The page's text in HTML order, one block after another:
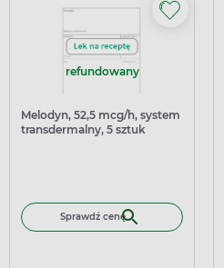
refundowany
Melodyn, 52,5 mcg/h, system
transdermalny, 5 sztuk
Sprawdź cenę